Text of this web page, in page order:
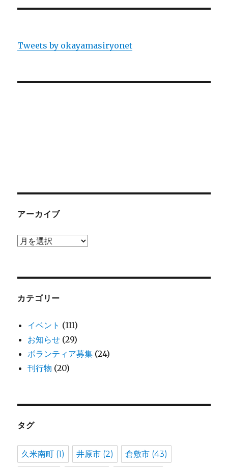
Tweets by okayamasiryonet
アーカイブ
ア
ブ
カテゴリー
イベント (111)
お知らせ (29)
ボランティア募集 (24)
刊行物 (20)
タグ
久米南町 (1) 井原市 (2) 倉敷市 (43)